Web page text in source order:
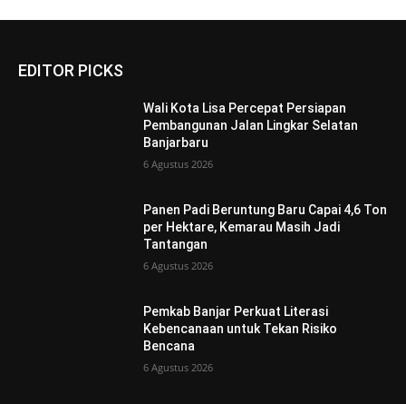
EDITOR PICKS
Wali Kota Lisa Percepat Persiapan
Pembangunan Jalan Lingkar Selatan
Banjarbaru
6 Agustus 2026
Panen Padi Beruntung Baru Capai 4,6 Ton
per Hektare, Kemarau Masih Jadi
Tantangan
6 Agustus 2026
Pemkab Banjar Perkuat Literasi
Kebencanaan untuk Tekan Risiko
Bencana
6 Agustus 2026